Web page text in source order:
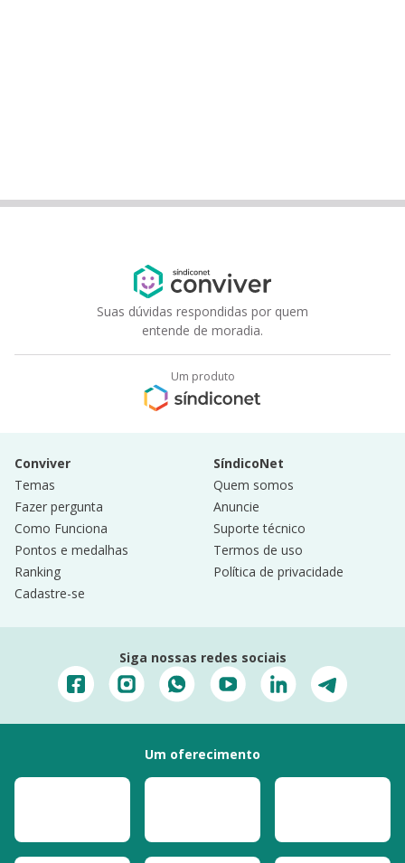
Suas dúvidas respondidas por quem
entende de moradia.
Um produto
Conviver
Temas
Fazer pergunta
Como Funciona
Pontos e medalhas
Ranking
Cadastre-se
SíndicoNet
Quem somos
Anuncie
Suporte técnico
Termos de uso
Política de privacidade
Siga nossas redes sociais
Um oferecimento